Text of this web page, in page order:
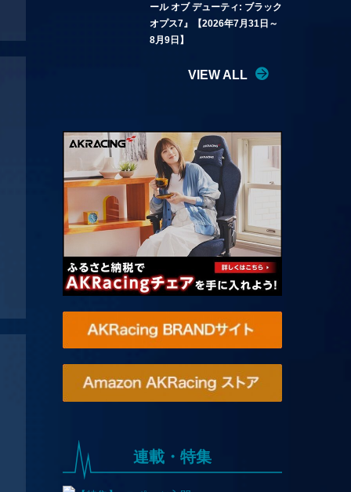
ール オブ デューティ: ブラック
オプス7』【2026年7月31日～
8月9日】
VIEW ALL
連載・特集